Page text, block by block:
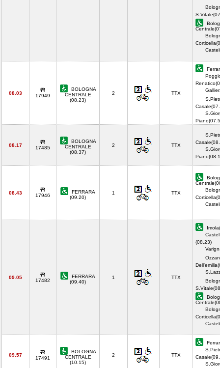
08.03 17949
BOLOGNA
CENTRALE
(08.23)
2 TTX
08.17 17485
BOLOGNA
CENTRALE
(08.37)
2 TTX
08.43 17946
FERRARA
(09.20)
1 TTX
09.05
17482
FERRARA
(09.40)
1 TTX
(08.23)
09.57
17491
BOLOGNA
CENTRALE
(10.15)
2 TTX